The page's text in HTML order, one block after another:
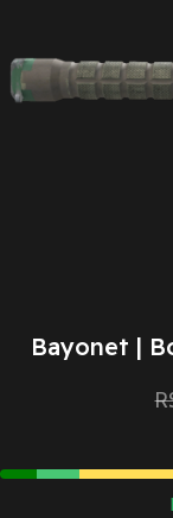
Bayonet |